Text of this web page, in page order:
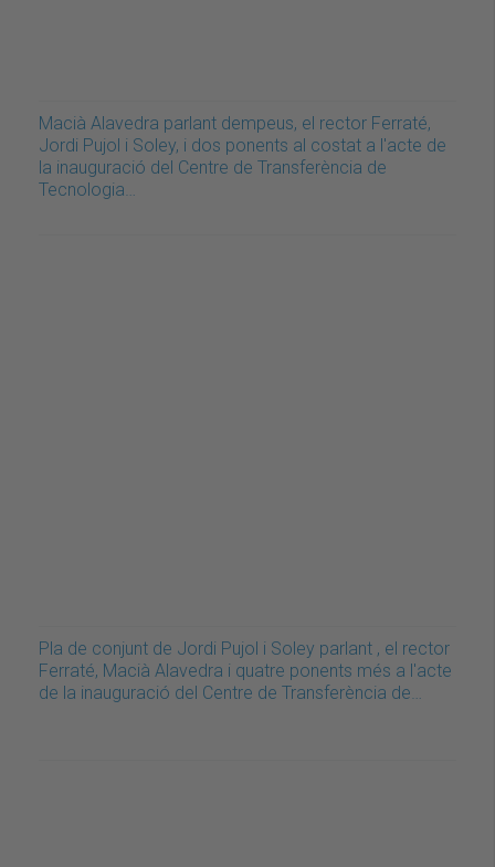
Macià Alavedra parlant dempeus, el rector Ferraté,
Jordi Pujol i Soley, i dos ponents al costat a l'acte de
la inauguració del Centre de Transferència de
Tecnologia…
Pla de conjunt de Jordi Pujol i Soley parlant , el rector
Ferraté, Macià Alavedra i quatre ponents més a l'acte
de la inauguració del Centre de Transferència de…